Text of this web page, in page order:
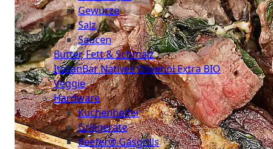
Gewürze
Salz
Saucen
Butter, Fett & Schmalz
ItalianBar Natives Olivenöl Extra BIO
Veggie
Hardware
Küchenhelfer
Grillgeräte
Beefer® Gasgrills